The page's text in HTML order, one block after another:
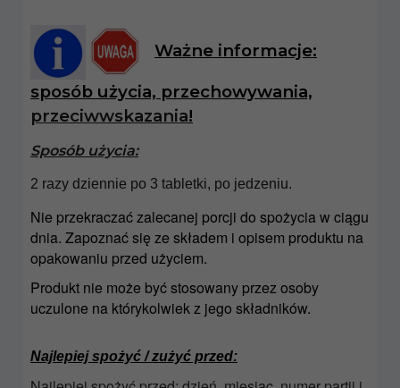
Ważne informacje:
sposób użycia, przechowywania,
przeciwwskazania!
Sposób użycia:
2 razy dziennie po 3 tabletki, po jedzeniu.
Nie przekraczać zalecanej porcji do spożycia w ciągu
dnia. Zapoznać się ze składem i opisem produktu na
opakowaniu przed użyciem.
Produkt nie może być stosowany przez osoby
uczulone na którykolwiek z jego składników.
Najlepiej spożyć / zużyć przed: